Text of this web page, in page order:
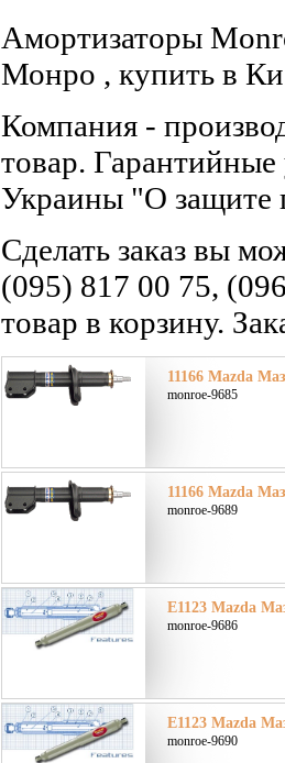
Амортизаторы
Монро , купить в
Компания -
товар. Гарантийные
Украины "О защите
Сделать заказ вы
(095) 817 00 75,
товар в корзину.
11166 Mazda
monroe-9685
11166 Mazda
monroe-9689
E1123 Mazda
monroe-9686
E1123 Mazda
monroe-9690